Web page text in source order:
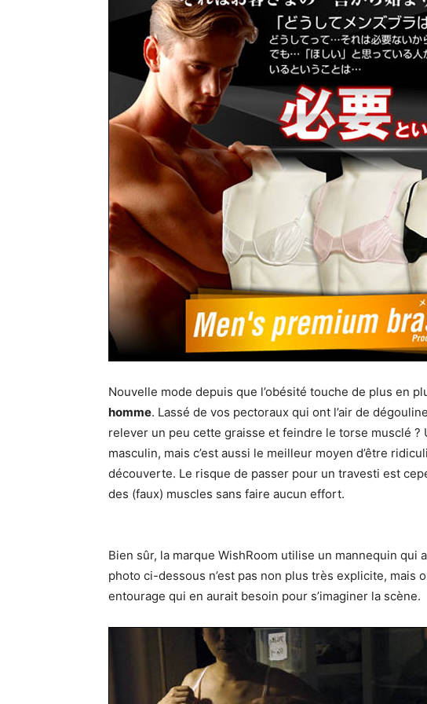
Nouvelle mode depuis que l’obésité touche de plus en
homme. Lassé de vos pectoraux qui ont l’air de
relever un peu cette graisse et feindre le torse musclé ?
masculin, mais c’est aussi le meilleur moyen d’être
découverte. Le risque de passer pour un travesti est
des (faux) muscles sans faire aucun effort.
Bien sûr, la marque WishRoom utilise un mannequin qui
photo ci-dessous n’est pas non plus très explicite, mais
entourage qui en aurait besoin pour s’imaginer la scène.